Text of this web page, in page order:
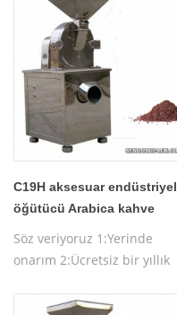
çalıştırma eğitimi
C19H aksesuar endüstriyel
öğütücü Arabica kahve
makinesi
Söz veriyoruz 1:Yerinde
onarım 2:Ücretsiz bir yıllık
testi 4:Ücretsiz makine